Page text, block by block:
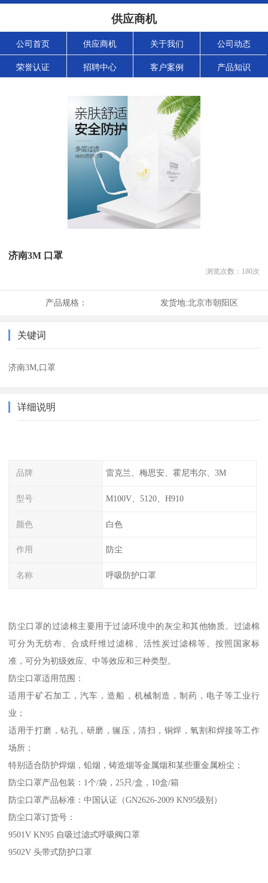
供应商机
公司首页 供应商机 关于我们 公司动态
荣誉认证 招聘中心 客户案例 产品知识
济南3M 口罩
浏览次数： 180次
产品规格： 发货地:北京市朝阳区
关键词
济南3M,口罩
详细说明
品牌 雷克兰、梅思安、霍尼韦尔、3M
型号 M100V、5120、H910
颜色 白色
作用 防尘
名称 呼吸防护口罩
防尘口罩的过滤棉主要用于过滤环境中的灰尘和其他物质。过滤棉
可分为无纺布、合成纤维过滤棉、活性炭过滤棉等。按照国家标
准，可分为初级效应、中等效应和三种类型。
防尘口罩适用范围：
适用于矿石加工，汽车，造船，机械制造，制药，电子等工业行
业；
适用于打磨，钻孔，研磨，辗压，清扫，铜焊，氧割和焊接等工作
场所；
特别适合防护焊烟，铅烟，铸造烟等金属烟和某些重金属粉尘；
防尘口罩产品包装：1个/袋，25只/盒，10盒/箱
防尘口罩产品标准：中国认证（GN2626-2009 KN95级别）
防尘口罩订货号：
9501V KN95 自吸过滤式呼吸阀口罩
9502V 头带式防护口罩